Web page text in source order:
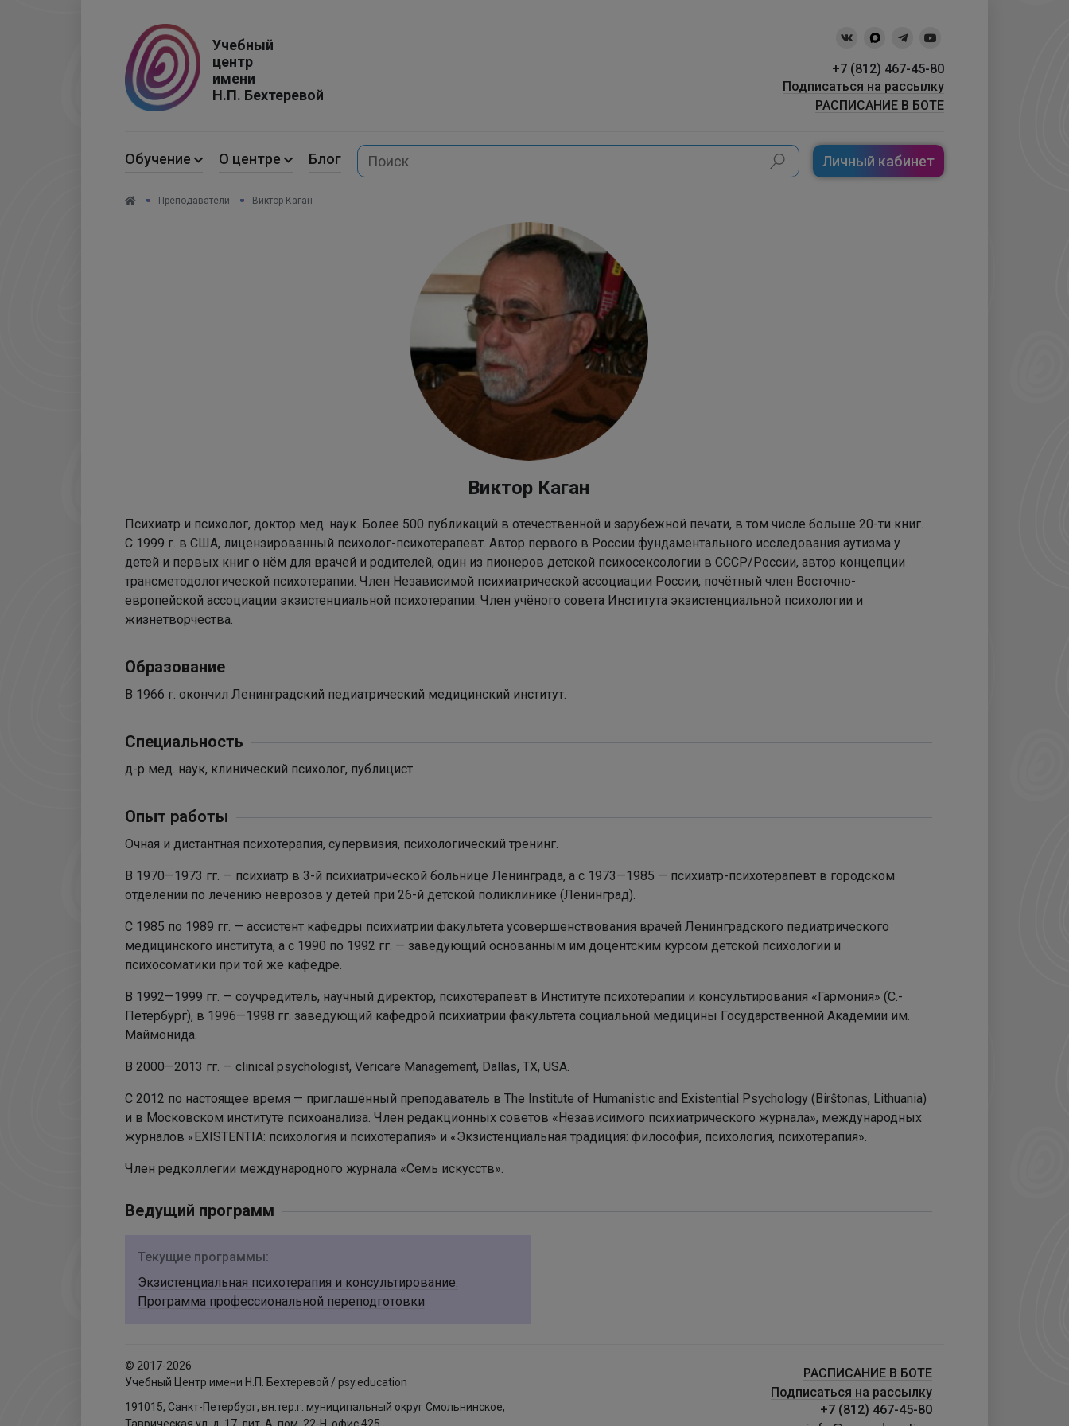
Учебный
центр
имени
Н.П. Бехтеревой
+7 (812) 467-45-80
Подписаться на рассылку
РАСПИСАНИЕ В БОТЕ
Обучение О центре Блог Личный кабинет
Преподаватели Виктор Каган
Виктор Каган
Психиатр и психолог, доктор мед. наук. Более 500 публикаций в отечественной и зарубежной печати, в том числе больше 20-ти книг.
С 1999 г. в США, лицензированный психолог-психотерапевт. Автор первого в России фундаментального исследования аутизма у
детей и первых книг о нём для врачей и родителей, один из пионеров детской психосексологии в СССР/России, автор концепции
трансметодологической психотерапии. Член Независимой психиатрической ассоциации России, почётный член Восточно-
европейской ассоциации экзистенциальной психотерапии. Член учёного совета Института экзистенциальной психологии и
жизнетворчества.
Образование
В 1966 г. окончил Ленинградский педиатрический медицинский институт.
Специальность
д-р мед. наук, клинический психолог, публицист
Опыт работы
Очная и дистантная психотерапия, супервизия, психологический тренинг.
В 1970—1973 гг. — психиатр в 3-й психиатрической больнице Ленинграда, а с 1973—1985 — психиатр-психотерапевт в городском
отделении по лечению неврозов у детей при 26-й детской поликлинике (Ленинград).
С 1985 по 1989 гг. — ассистент кафедры психиатрии факультета усовершенствования врачей Ленинградского педиатрического
медицинского института, а с 1990 по 1992 гг. — заведующий основанным им доцентским курсом детской психологии и
психосоматики при той же кафедре.
В 1992—1999 гг. — соучредитель, научный директор, психотерапевт в Институте психотерапии и консультирования «Гармония» (С.-
Петербург), в 1996—1998 гг. заведующий кафедрой психиатрии факультета социальной медицины Государственной Академии им.
Маймонида.
В 2000—2013 гг. — clinical psychologist, Vericare Management, Dallas, TX, USA.
С 2012 по настоящее время — приглашённый преподаватель в The Institute of Humanistic and Existential Psychology (Birŝtonas, Lithuania)
и в Московском институте психоанализа. Член редакционных советов «Независимого психиатрического журнала», международных
журналов «EXISTENTIA: психология и психотерапия» и «Экзистенциальная традиция: философия, психология, психотерапия».
Член редколлегии международного журнала «Семь искусств».
Ведущий программ
Текущие программы:
Экзистенциальная психотерапия и консультирование.
Программа профессиональной переподготовки
© 2017-2026
Учебный Центр имени Н.П. Бехтеревой / psy.education
191015, Санкт-Петербург, вн.тер.г. муниципальный округ Смольнинское,
РАСПИСАНИЕ В БОТЕ
Подписаться на рассылку
+7 (812) 467-45-80